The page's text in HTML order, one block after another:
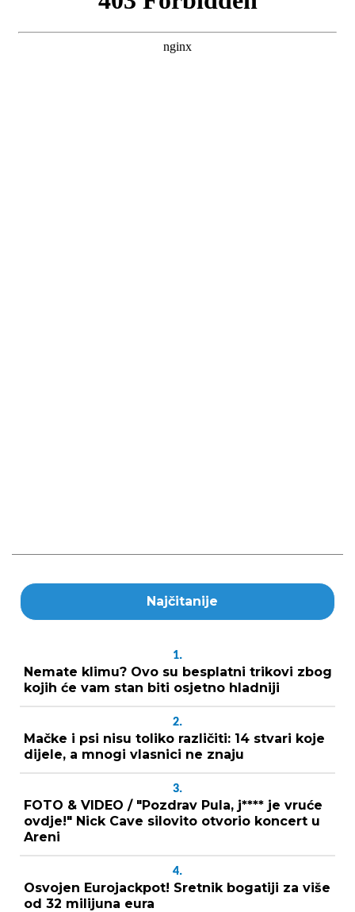
Najčitanije
1.
Nemate klimu? Ovo su besplatni trikovi zbog
kojih će vam stan biti osjetno hladniji
2.
Mačke i psi nisu toliko različiti: 14 stvari koje
dijele, a mnogi vlasnici ne znaju
3.
FOTO & VIDEO / "Pozdrav Pula, j**** je vruće
ovdje!" Nick Cave silovito otvorio koncert u
Areni
4.
Osvojen Eurojackpot! Sretnik bogatiji za više
od 32 milijuna eura